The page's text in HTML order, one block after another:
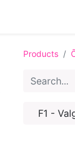
Products
F1 -